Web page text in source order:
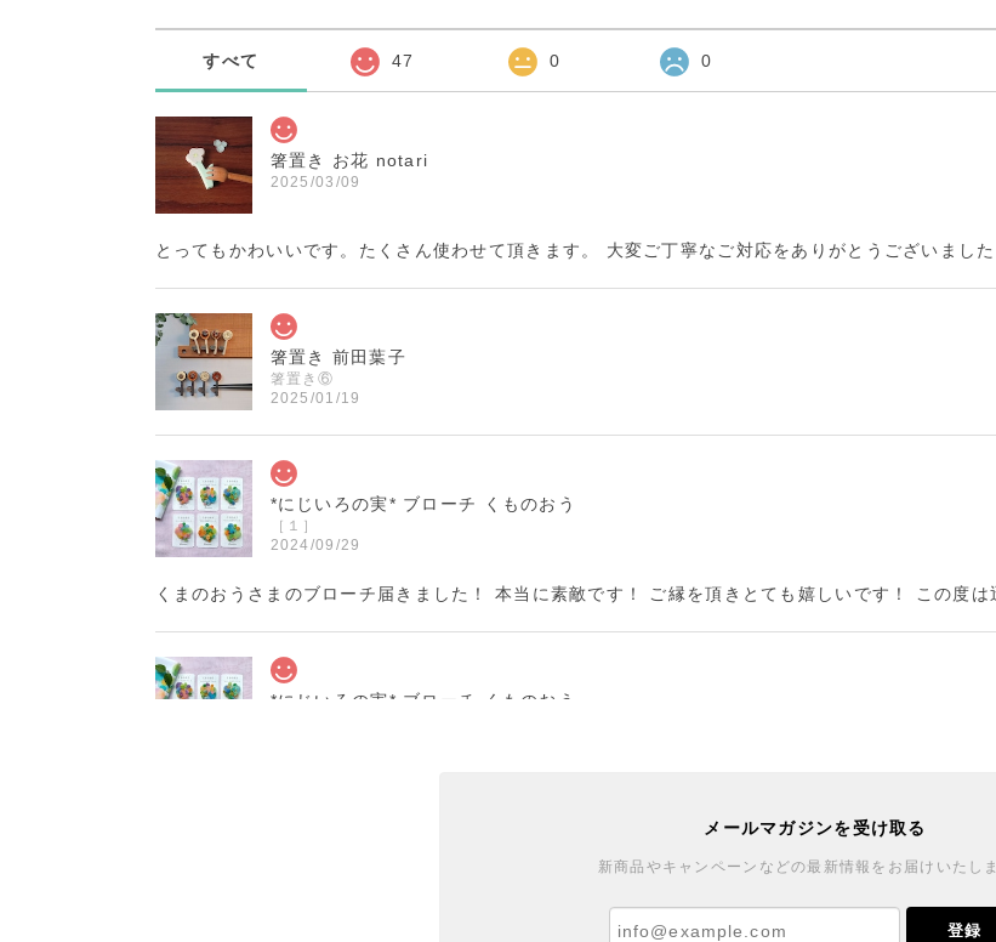
すべて 47 0 0
箸置き お花 notari
2025/03/09
とってもかわいいです。たくさん使わせて頂きます。 大変ご丁寧なご対応をありがとうございました
箸置き 前田葉子
箸置き⑥
2025/01/19
*にじいろの実* ブローチ くものおう
［１］
2024/09/29
くまのおうさまのブローチ届きました！ 本当に素敵です！ ご縁を頂きとても嬉しいです！ この度は
*にじいろの実* ブローチ くものおう
メールマガジンを受け取る
新商品やキャンペーンなどの最新情報をお届けいたしま
登録